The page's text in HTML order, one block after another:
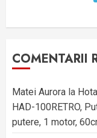
COMENTARII
Matei Aurora la
HAD-100RETRO,
putere, 1 motor,